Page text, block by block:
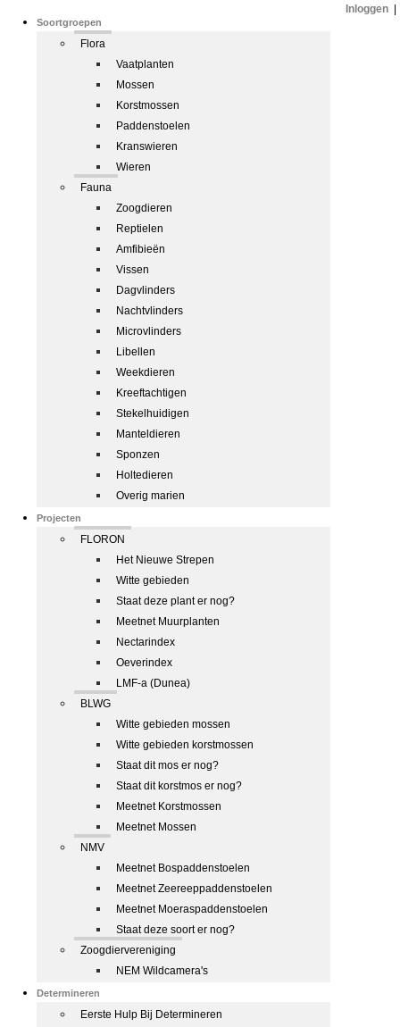
Soortgroepen
Flora
Vaatplanten
Mossen
Korstmossen
Paddenstoelen
Kranswieren
Wieren
Fauna
Zoogdieren
Reptielen
Amfibieën
Vissen
Dagvlinders
Nachtvlinders
Microvlinders
Libellen
Weekdieren
Kreeftachtigen
Stekelhuidigen
Manteldieren
Sponzen
Holtedieren
Overig marien
Projecten
FLORON
Het Nieuwe Strepen
Witte gebieden
Staat deze plant er nog?
Meetnet Muurplanten
Nectarindex
Oeverindex
LMF-a (Dunea)
BLWG
Witte gebieden mossen
Witte gebieden korstmossen
Staat dit mos er nog?
Staat dit korstmos er nog?
Meetnet Korstmossen
Meetnet Mossen
NMV
Meetnet Bospaddenstoelen
Meetnet Zeereeppaddenstoelen
Meetnet Moeraspaddenstoelen
Staat deze soort er nog?
Zoogdiervereniging
NEM Wildcamera's
Determineren
Eerste Hulp Bij Determineren
Inloggen